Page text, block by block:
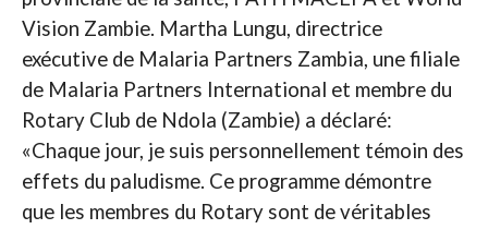
Vision Zambie. Martha Lungu, directrice
exécutive de Malaria Partners Zambia, une filiale
de Malaria Partners International et membre du
Rotary Club de Ndola (Zambie) a déclaré:
«Chaque jour, je suis personnellement témoin des
effets du paludisme. Ce programme démontre
que les membres du Rotary sont de véritables